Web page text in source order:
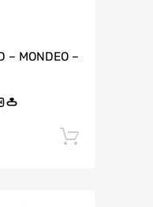
– MONDEO –